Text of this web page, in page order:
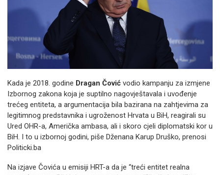
Kada je 2018. godine Dragan Čović vodio kampanju za izmjene
Izbornog zakona koja je suptilno nagovještavala i uvođenje
trećeg entiteta, a argumentacija bila bazirana na zahtjevima za
legitimnog predstavnika i ugroženost Hrvata u BiH, reagirali su
Ured OHR-a, Američka ambasa, ali i skoro cjeli diplomatski kor u
BiH. I to u izbornoj godini, piše Dženana Karup Druško, prenosi
Politicki.ba
Na izjave Čovića u emisiji HRT-a da je “treći entitet realna